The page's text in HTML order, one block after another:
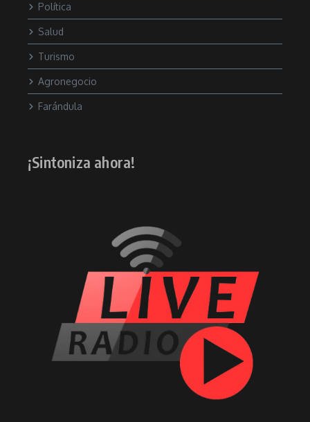
Política
Salud
Turismo
Agronegocio
Farándula
¡Sintoniza ahora!